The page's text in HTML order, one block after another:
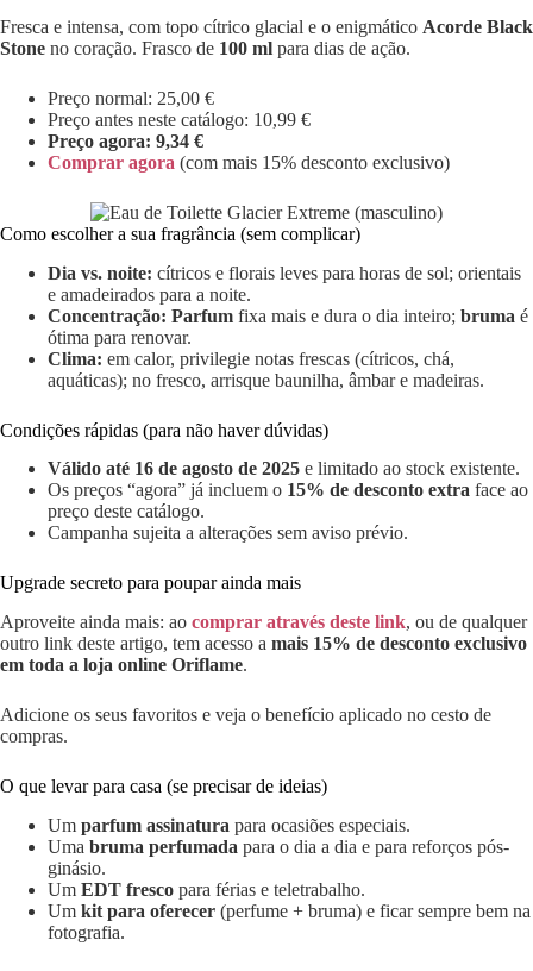
Fresca e intensa, com topo cítrico glacial e o enigmático Acorde Black
Stone no coração. Frasco de 100 ml para dias de ação.
Preço normal: 25,00 €
Preço antes neste catálogo: 10,99 €
Preço agora: 9,34 €
Comprar agora (com mais 15% desconto exclusivo)
Como escolher a sua fragrância (sem complicar)
Dia vs. noite: cítricos e florais leves para horas de sol; orientais
e amadeirados para a noite.
Concentração: Parfum fixa mais e dura o dia inteiro; bruma é
ótima para renovar.
Clima: em calor, privilegie notas frescas (cítricos, chá,
aquáticas); no fresco, arrisque baunilha, âmbar e madeiras.
Condições rápidas (para não haver dúvidas)
Válido até 16 de agosto de 2025 e limitado ao stock existente.
Os preços “agora” já incluem o 15% de desconto extra face ao
preço deste catálogo.
Campanha sujeita a alterações sem aviso prévio.
Upgrade secreto para poupar ainda mais
Aproveite ainda mais: ao comprar através deste link, ou de qualquer
outro link deste artigo, tem acesso a mais 15% de desconto exclusivo
em toda a loja online Oriflame.
Adicione os seus favoritos e veja o benefício aplicado no cesto de
compras.
O que levar para casa (se precisar de ideias)
Um parfum assinatura para ocasiões especiais.
Uma bruma perfumada para o dia a dia e para reforços pós-
ginásio.
Um EDT fresco para férias e teletrabalho.
Um kit para oferecer (perfume + bruma) e ficar sempre bem na
fotografia.